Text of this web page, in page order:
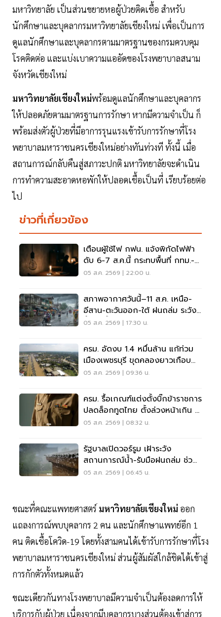
มหาวิทยาลัย เป็นส่วนขยายหอผู้ป่วยติดเชื้อ สำหรับ
นักศึกษาและบุคลากรมหาวิทยาลัยเชียงใหม่ เพื่อเป็นการ
ดูแลนักศึกษาและบุคลากรตามมาตรฐานของกรมควบคุม
โรคติดต่อ และแบ่งเบาความแออัดของโรงพยาบาลสนาม
จังหวัดเชียงใหม่
มหาวิทยาลัยเชียงใหม่พร้อมดูแลนักศึกษาและบุคลากร
ให้ปลอดภัยตามมาตรฐานการรักษา หากมีความจำเป็น ก็
พร้อมส่งตัวผู้ป่วยที่มีอาการรุนแรงเข้ารับการรักษาที่โรง
พยาบาลมหาราชนครเชียงใหม่อย่างทันท่วงที ทั้งนี้ เมื่อ
สถานการณ์กลับคืนสู่สภาวะปกติ มหาวิทยาลัยจะดำเนิน
การทำความสะอาดหอพักให้ปลอดเชื้อเป็นที่ เรียบร้อยต่อ
ไป
ข่าวที่เกี่ยวข้อง
เตือนผู้ใช้ไฟ กฟน. แจ้งพิกัดไฟฟ้า
ดับ 6-7 ส.ค.นี้ กระทบพื้นที่ กทม.-
นนทบุรี-สมุทรปราการ
05 ส.ค. 2569 | 22:00 น.
สภาพอากาศวันนี้–11 ส.ค. เหนือ-
อีสาน-ตะวันออก-ใต้ ฝนถล่ม ระวัง
น้ำป่า น้ำท่วมขัง
05 ส.ค. 2569 | 17:30 น.
ครม. อัดงบ 1.4 หมื่นล้าน แก้ท่วม
เมืองเพชรบุรี ขุดคลองยาวเกือบ
40 กม.
05 ส.ค. 2569 | 09:36 น.
ครม. รื้อเกณฑ์แต่งตั้งบิ๊กข้าราชการ
ปลดล็อกทูตไทย ตั้งล่วงหน้าเกิน 2
เดือน
05 ส.ค. 2569 | 08:32 น.
รัฐบาลเปิดวอร์รูม เฝ้าระวัง
สถานการณ์น้ำ-รับมือฝนถล่ม ช่วย
เหลือปชช. 24 ชม.
05 ส.ค. 2569 | 06:45 น.
ขณะที่คณะแพทยศาสตร์มหาวิทยาลัยเชียงใหม่ ออก
แถลงการณ์พบบุคลากร 2 คน และนักศึกษาแพทย์อีก 1
คน ติดเชื้อโควิด-19 โดยทั้งสามคนได้เข้ารับการรักษาที่โรง
พยาบาลมหาราชนครเชียงใหม่ ส่วนผู้สัมผัสใกล้ชิดได้เข้าสู่
การกักตัวทั้งหมดแล้ว
ขณะเดียวกันทางโรงพยาบาลมีความจำเป็นต้องลดการให้
บริการกับผู้ป่วย เนื่องจากมีบุคลากรบางส่วนต้องเข้าสู่การ